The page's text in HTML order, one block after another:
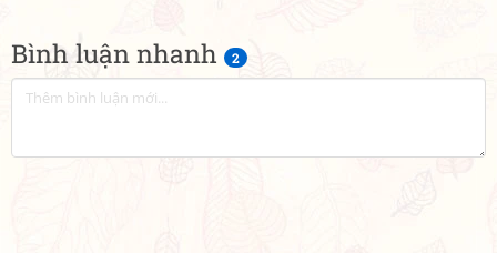
Bình luận nhanh 2